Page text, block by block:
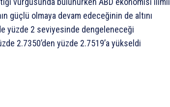
güçlü olmaya devam edeceğinin de altını
yüzde 2 seviyesinde dengeleneceği
2.7350’den yüzde 2.7519’a yükseldi